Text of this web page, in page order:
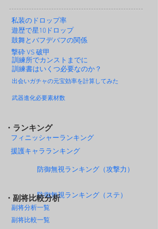
私装のドロップ率
遊歴で星10ドロップ
鼓舞とバフデバフの関係
訓練所でカンストまでに
訓練書はいくつ必要なのか？
出会いガチャの元宝効率を計算してみた
武器進化必要素材数
撃砕 VS 破甲
・ランキング
フィニッシャーランキング
援護キャラランキング
防御無視ランキング（攻撃力）
防御無視ランキング（ステ）
・副将比較分析
副将分析一覧
副将比較一覧